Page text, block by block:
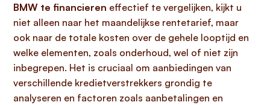
BMW te financieren effectief te vergelijken, kijkt u
niet alleen naar het maandelijkse rentetarief, maar
ook naar de totale kosten over de gehele looptijd en
welke elementen, zoals onderhoud, wel of niet zijn
inbegrepen. Het is cruciaal om aanbiedingen van
verschillende kredietverstrekkers grondig te
analyseren en factoren zoals aanbetalingen en